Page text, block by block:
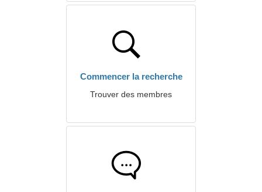
Commencer la recherche
Trouver des membres